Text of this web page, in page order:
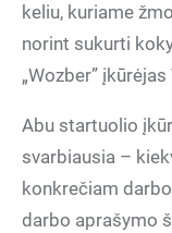
keliu, kuriame
norint sukurti
„Wozber”
Abu startuolio
svarbiausia –
konkrečiam
darbo aprašymo